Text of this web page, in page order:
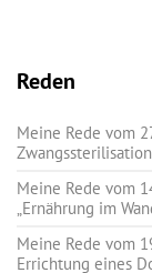
Reden
Meine Rede vom
Meine Rede vom
„Ernährung im
Meine Rede vom
Errichtung eines